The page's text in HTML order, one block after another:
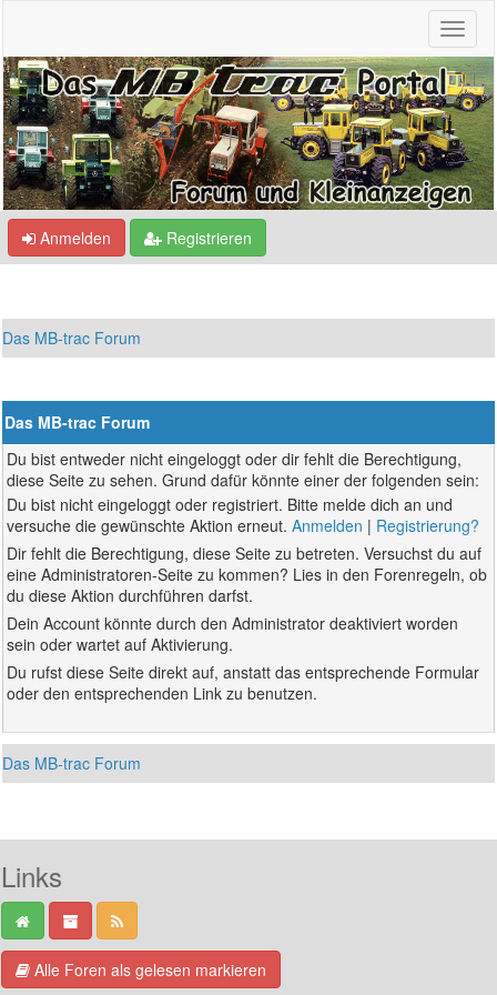
Anmelden Registrieren
Das MB-trac Forum
Das MB-trac Forum
Du bist entweder nicht eingeloggt oder dir fehlt die Berechtigung,
diese Seite zu sehen. Grund dafür könnte einer der folgenden sein:
Du bist nicht eingeloggt oder registriert. Bitte melde dich an und
versuche die gewünschte Aktion erneut.Anmelden | Registrierung?
Dir fehlt die Berechtigung, diese Seite zu betreten. Versuchst du auf
eine Administratoren-Seite zu kommen? Lies in den Forenregeln, ob
du diese Aktion durchführen darfst.
Dein Account könnte durch den Administrator deaktiviert worden
sein oder wartet auf Aktivierung.
Du rufst diese Seite direkt auf, anstatt das entsprechende Formular
oder den entsprechenden Link zu benutzen.
Das MB-trac Forum
Links
Alle Foren als gelesen markieren